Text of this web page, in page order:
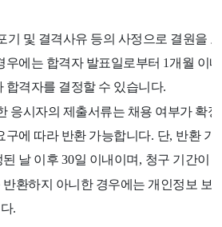
기 및 결격사유 등의 사정으로 결원을
우에는 합격자 발표일로부터 1 개월 이
합격자를 결정할 수 있습니다.
응시자의 제출서류는 채용 여부가 확
구에 따라 반환 가능합니다. 단, 반환 기
날 이후 30일 이내이며 , 청구 기간이
반환하지 아니한 경우에는 개인정보 보
.